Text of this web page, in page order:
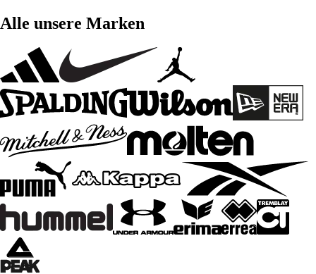
Alle unsere Marken